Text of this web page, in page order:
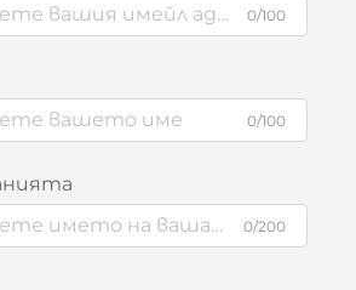
0/100
0/100
0/200